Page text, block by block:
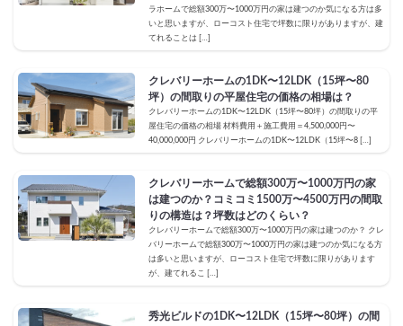
ラホームで総額300万〜1000万円の家は建つのか気になる方は多
いと思いますが、ローコスト住宅で坪数に限りがありますが、建
てれることは […]
クレバリーホームの1DK〜12LDK（15坪〜80
坪）の間取りの平屋住宅の価格の相場は？
クレバリーホームの1DK〜12LDK（15坪〜80坪）の間取りの平
屋住宅の価格の相場 材料費用＋施工費用＝4,500,000円〜
40,000,000円 クレバリーホームの1DK〜12LDK（15坪〜8 […]
クレバリーホームで総額300万〜1000万円の家
は建つのか？コミコミ1500万〜4500万円の間取
りの構造は？坪数はどのくらい？
クレバリーホームで総額300万〜1000万円の家は建つのか？ クレ
バリーホームで総額300万〜1000万円の家は建つのか気になる方
は多いと思いますが、ローコスト住宅で坪数に限りがあります
が、建てれるこ […]
秀光ビルドの1DK〜12LDK（15坪〜80坪）の間